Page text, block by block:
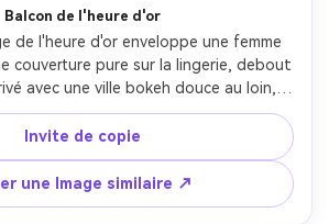
Balcon de l'heure d'or
de l'heure d'or enveloppe une femme
couverture pure sur la lingerie, debout
avec une ville bokeh douce au loin,
éclairés sur la jante, Canon R3,
4:5 demi-corps, humeur sereine
naturelles, brins de cheveux réalistes,
résolution-AR 4:5
Invite de copie
une Image similaire ↗